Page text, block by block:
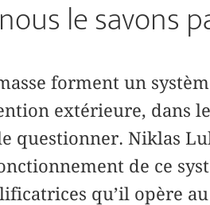
le savons
forment un
extérieure, dans
questionner. Niklas
de ce
qu’il opère